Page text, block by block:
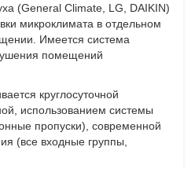
(General Climate, LG, DAIKIN)
микроклимата в отдельном
Имеется система
помещений
круглосуточной
использованием системы
пропуски), современной
(все входные группы,